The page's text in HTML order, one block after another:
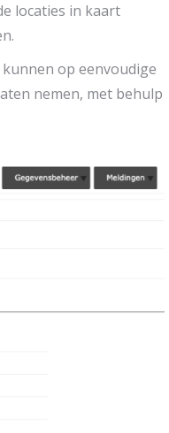
locaties in kaart
op eenvoudige
nemen, met behulp